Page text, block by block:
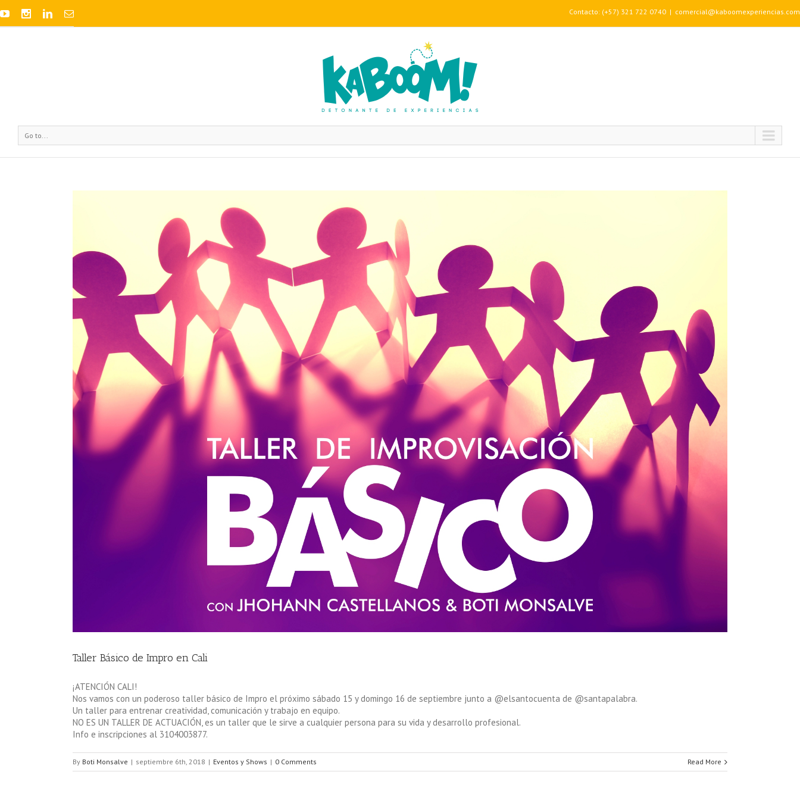
Contacto: (+57) 321 722 0740 | comercial@kaboomexperiencias.com
Go to...
Taller Básico de Impro en Cali
¡ATENCIÓN CALI!
Nos vamos con un poderoso taller básico de Impro el próximo sábado 15 y domingo 16 de septiembre junto a @elsantocuenta de @santapalabra.
Un taller para entrenar creatividad, comunicación y trabajo en equipo.
NO ES UN TALLER DE ACTUACIÓN, es un taller que le sirve a cualquier persona para su vida y desarrollo profesional.
Info e inscripciones al 3104003877.
By Boti Monsalve | septiembre 6th, 2018 | Eventos y Shows | 0 Comments Read More